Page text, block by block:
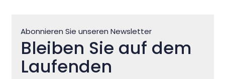
Abonnieren Sie unseren Newsletter
Bleiben Sie auf dem
Laufenden